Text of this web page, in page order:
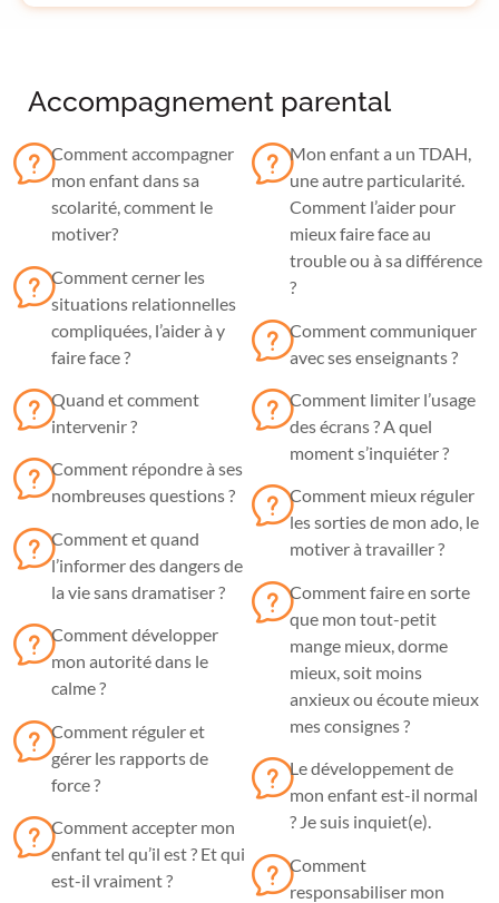
Accompagnement parental
Comment accompagner
mon enfant dans sa
scolarité, comment le
motiver?
Comment cerner les
situations relationnelles
compliquées, l’aider à y
faire face ?
Quand et comment
intervenir ?
Comment répondre à ses
nombreuses questions ?
Comment et quand
l’informer des dangers de
la vie sans dramatiser ?
Comment développer
mon autorité dans le
calme ?
Comment réguler et
gérer les rapports de
force ?
Comment accepter mon
enfant tel qu’il est ? Et qui
est-il vraiment ?
Mon enfant a un TDAH,
une autre particularité.
Comment l’aider pour
mieux faire face au
trouble ou à sa différence
?
Comment communiquer
avec ses enseignants ?
Comment limiter l’usage
des écrans ? A quel
moment s’inquiéter ?
Comment mieux réguler
les sorties de mon ado, le
motiver à travailler ?
Comment faire en sorte
que mon tout-petit
mange mieux, dorme
mieux, soit moins
anxieux ou écoute mieux
mes consignes ?
Le développement de
mon enfant est-il normal
? Je suis inquiet(e).
Comment
responsabiliser mon